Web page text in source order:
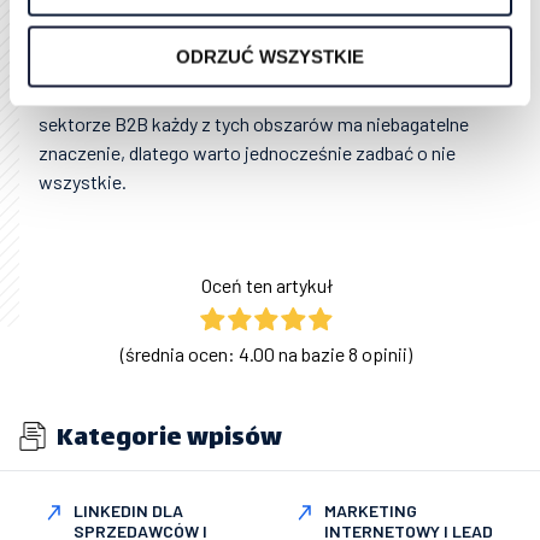
ODRZUĆ WSZYSTKIE
swoim Klientom chcącym rozwijać biznes przy
pomocy tej platformy. Inteligentne Sales Roboty
wspierają również działania w zakresie obsługi klienta
oraz pomagają budować personal branding. W
sektorze B2B każdy z tych obszarów ma niebagatelne
znaczenie, dlatego warto jednocześnie zadbać o nie
wszystkie.
Oceń ten artykuł
(średnia ocen: 4.00 na bazie 8 opinii)
Kategorie wpisów
LINKEDIN DLA
SPRZEDAWCÓW I
MARKETING
INTERNETOWY I LEAD